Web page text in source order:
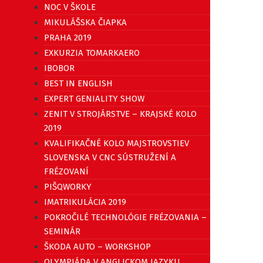
NOC V ŠKOLE
MIKULÁŠSKA ČIAPKA
PRAHA 2019
EXKURZIA TOMARKAERO
IBOBOR
BEST IN ENGLISH
EXPERT GENIALITY SHOW
ZENIT V STROJÁRSTVE – KRAJSKÉ KOLO
2019
KVALIFIKAČNÉ KOLO MAJSTROVSTIEV
SLOVENSKA V CNC SÚSTRUŽENÍ A
FRÉZOVANÍ
PIŠQWORKY
IMATRIKULÁCIA 2019
POKROČILÉ TECHNOLÓGIE FRÉZOVANIA –
SEMINÁR
ŠKODA AUTO – WORKSHOP